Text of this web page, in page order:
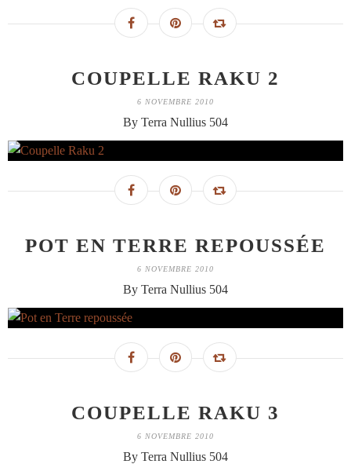
COUPELLE RAKU 2
6 NOVEMBRE 2010
By Terra Nullius 504
POT EN TERRE REPOUSSÉE
6 NOVEMBRE 2010
By Terra Nullius 504
COUPELLE RAKU 3
6 NOVEMBRE 2010
By Terra Nullius 504